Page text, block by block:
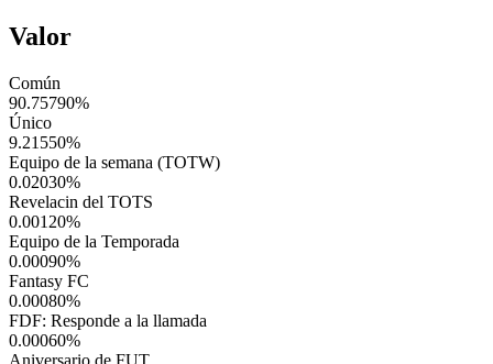
Valor
Común
90.75790%
Único
9.21550%
Equipo de la semana (TOTW)
0.02030%
Revelacin del TOTS
0.00120%
Equipo de la Temporada
0.00090%
Fantasy FC
0.00080%
FDF: Responde a la llamada
0.00060%
Aniversario de FUT